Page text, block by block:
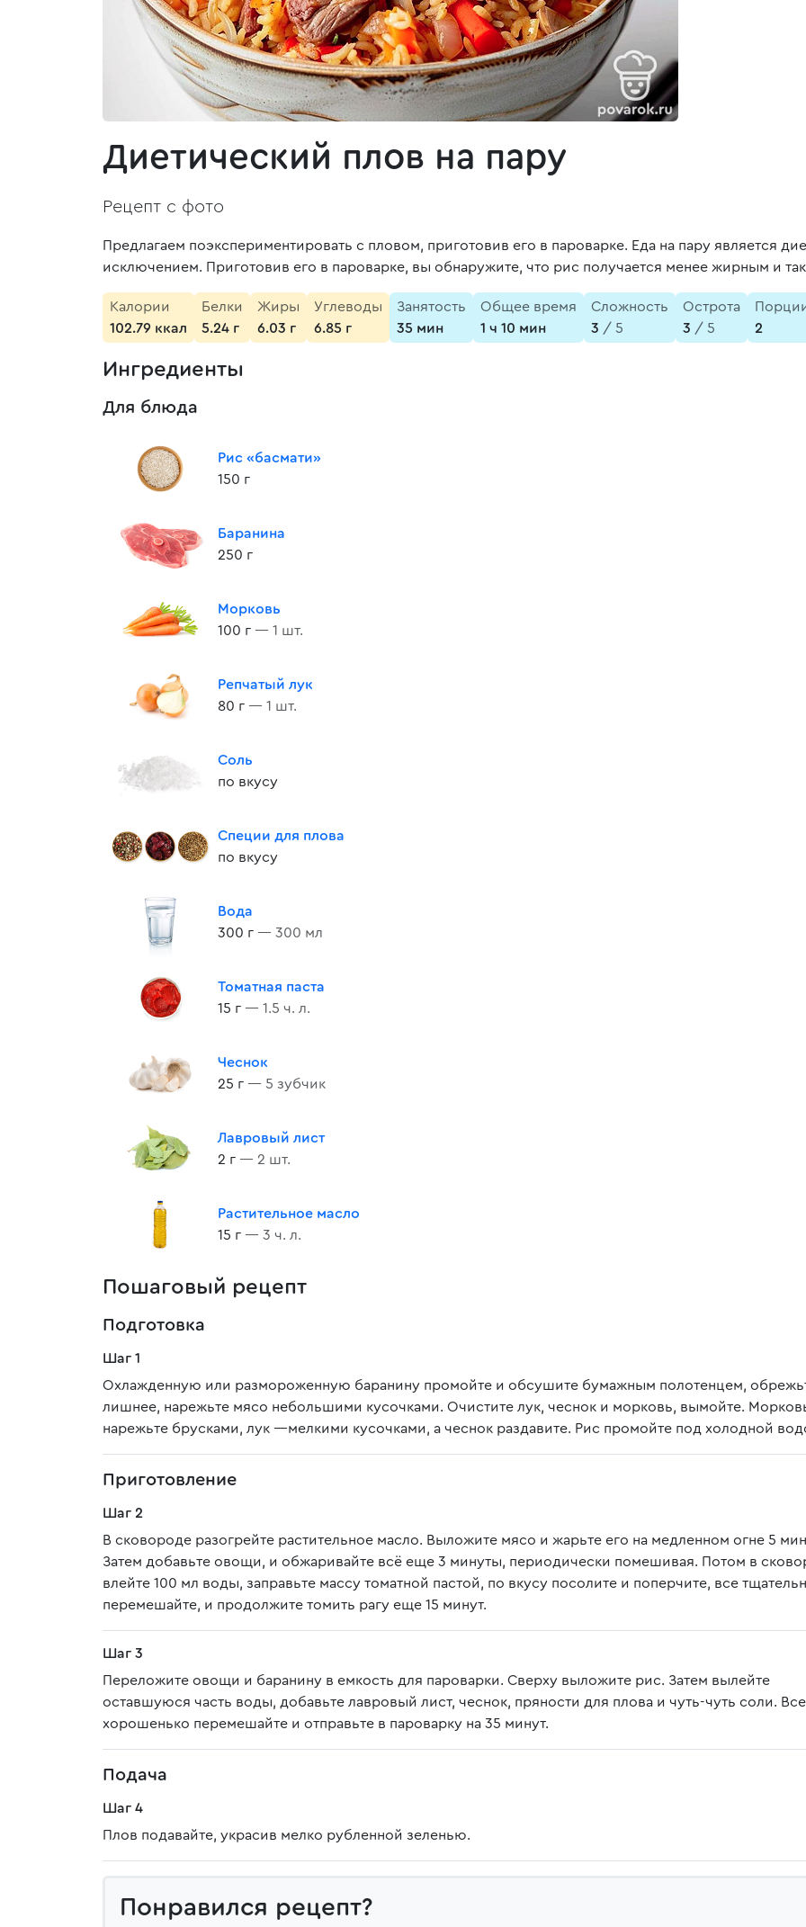
Диетический плов на пару
Рецепт с фото
Предлагаем поэкспериментировать с пловом, приготовив его в пароварке. Еда на пару является
исключением. Приготовив его в пароварке, вы обнаружите, что рис получается менее жирным и
Калории
102.79 ккал
Белки
5.24 г
Жиры
6.03 г
Углеводы
6.85 г
Занятость
35 мин
Общее время
1 ч 10 мин
Сложность
3 / 5
Острота
3 / 5
2
Ингредиенты
Для блюда
Рис «басмати»
150 г
Баранина
250 г
Морковь
100 г — 1 шт.
Репчатый лук
80 г — 1 шт.
Соль
по вкусу
Специи для плова
по вкусу
Вода
300 г — 300 мл
Томатная паста
15 г — 1.5 ч. л.
Чеснок
25 г — 5 зубчик
Лавровый лист
2 г — 2 шт.
Растительное масло
15 г — 3 ч. л.
Пошаговый рецепт
Подготовка
Шаг 1
Охлажденную или размороженную баранину промойте и обсушите бумажным полотенцем,
лишнее, нарежьте мясо небольшими кусочками. Очистите лук, чеснок и морковь, вымойте.
нарежьте брусками, лук —мелкими кусочками, а чеснок раздавите. Рис промойте под холодной
Приготовление
Шаг 2
В сковороде разогрейте растительное масло. Выложите мясо и жарьте его на медленном огне 5
Затем добавьте овощи, и обжаривайте всё еще 3 минуты, периодически помешивая. Потом в
влейте 100 мл воды, заправьте массу томатной пастой, по вкусу посолите и поперчите, все
перемешайте, и продолжите томить рагу еще 15 минут.
Шаг 3
Переложите овощи и баранину в емкость для пароварки. Сверху выложите рис. Затем вылейте
оставшуюся часть воды, добавьте лавровый лист, чеснок, пряности для плова и чуть-чуть соли. Все
хорошенько перемешайте и отправьте в пароварку на 35 минут.
Подача
Шаг 4
Плов подавайте, украсив мелко рубленной зеленью.
Понравился рецепт?